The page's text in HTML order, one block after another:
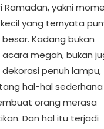
Ramadan, yakni
yang ternyata
Kadang bukan
megah, bukan
penuh lampu,
hal-hal sederhana
orang merasa
Dan hal itu terjadi